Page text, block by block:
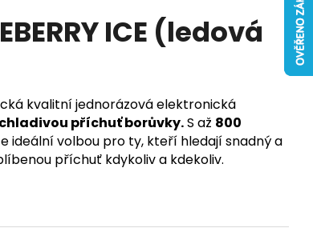
ICE (ledová
kvalitní jednorázová elektronická
příchuť borůvky.S až 800
ideální volbou pro ty, kteří hledají snadný a
příchuť kdykoliv a kdekoliv.